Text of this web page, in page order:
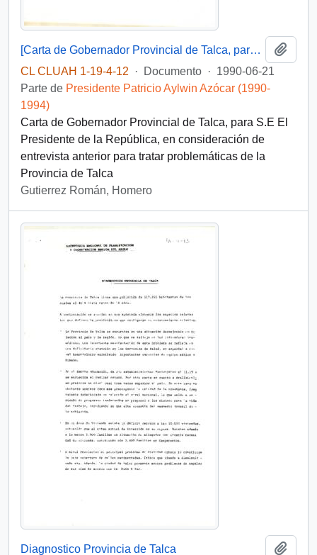
[Carta de Gobernador Provincial de Talca, para S.E El Presidente de la República]
CL CLUAH 1-19-4-12
· Documento · 1990-06-21
Parte de Presidente Patricio Aylwin Azócar (1990-
1994)
Carta de Gobernador Provincial de Talca, para S.E El
Presidente de la República, en consideración de
entrevista anterior para tratar problemáticas de la
Provincia de Talca
Gutierrez Román, Homero
Diagnostico Provincia de Talca